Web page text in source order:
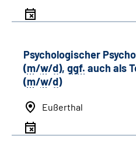
Psychologischer
(m/w/d), ggf. auch als
(m/w/d)
Eußerthal